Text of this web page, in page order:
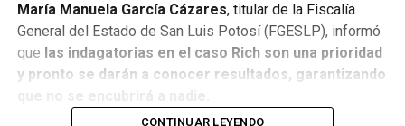
María Manuela García Cázares, titular de la Fiscalía
General del Estado de San Luis Potosí (FGESLP), informó
que las indagatorias en el caso Rich son una prioridad
y pronto se darán a conocer resultados, garantizando
CONTINUAR LEYENDO